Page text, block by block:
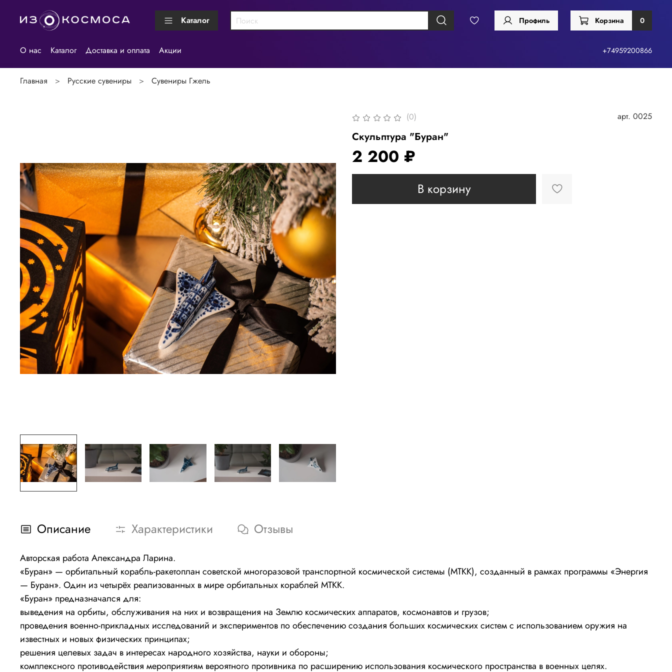
Каталог Профиль Корзина 0
О нас Каталог Доставка и оплата Акции +74959200866
Главная Русские сувениры Сувениры Гжель
(0) арт. 0025
Скульптура "Буран"
2 200 ₽
В корзину
Описание Характеристики Отзывы
Авторская работа Александра Ларина.
«Буран» — орбитальный корабль-ракетоплан советской многоразовой транспортной космической системы (МТКК), созданный в рамках программы «Энергия
— Буран». Один из четырёх реализованных в мире орбитальных кораблей МТКК.
«Буран» предназначался для:
выведения на орбиты, обслуживания на них и возвращения на Землю космических аппаратов, космонавтов и грузов;
проведения военно-прикладных исследований и экспериментов по обеспечению создания больших космических систем с использованием оружия на
известных и новых физических принципах;
решения целевых задач в интересах народного хозяйства, науки и обороны;
комплексного противодействия мероприятиям вероятного противника по расширению использования космического пространства в военных целях.